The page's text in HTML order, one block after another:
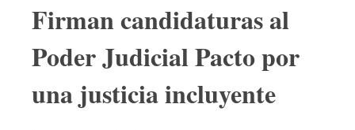
Firman candidaturas al
Poder Judicial Pacto por
una justicia incluyente